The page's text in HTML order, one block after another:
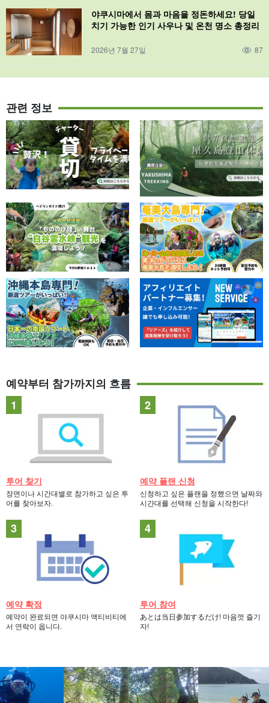
야쿠시마에서 몸과 마음을 정돈하세요! 당일
치기 가능한 인기 사우나 및 온천 명소 총정리
2026년 7월 27일 87
관련 정보
예약부터 참가까지의 흐름
투어 찾기
장면이나 시간대별로 참가하고 싶은 투
어를 찾아보자.
예약 플랜 신청
신청하고 싶은 플랜을 정했으면 날짜와
시간대를 선택해 신청을 시작한다!
예약 확정
예약이 완료되면 야쿠시마 액티비티에
서 연락이 옵니다.
투어 참여
あとは当日参加するだけ! 마음껏 즐기
자!